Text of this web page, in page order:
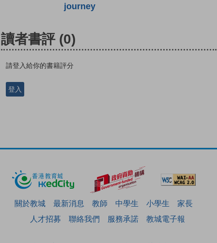
journey
讀者書評 (0)
請登入給你的書籍評分
登入
關於教城 最新消息 教師 中學生 小學生
家長
人才招募
聯絡我們 服務承諾 教城電子報